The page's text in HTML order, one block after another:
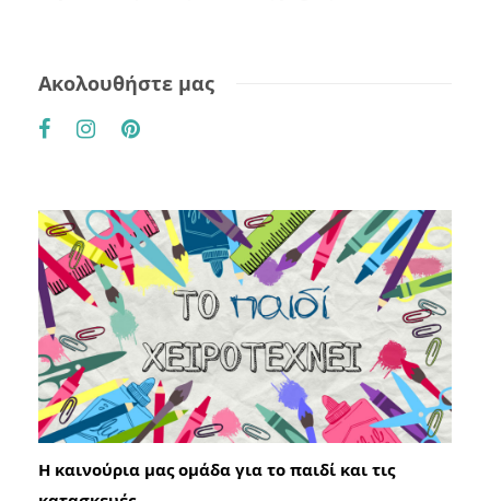
Ακολουθήστε μας
Η καινούρια μας ομάδα για το παιδί και τις